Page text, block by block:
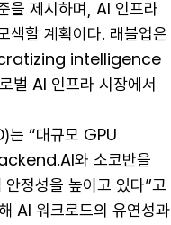
을 제시하며, AI 인프라
색할 계획이다. 래블업은
intelligence
AI 인프라 시장에서
는 “대규모 GPU
와 소코반을
정성을 높이고 있다”고
AI 워크로드의 유연성과